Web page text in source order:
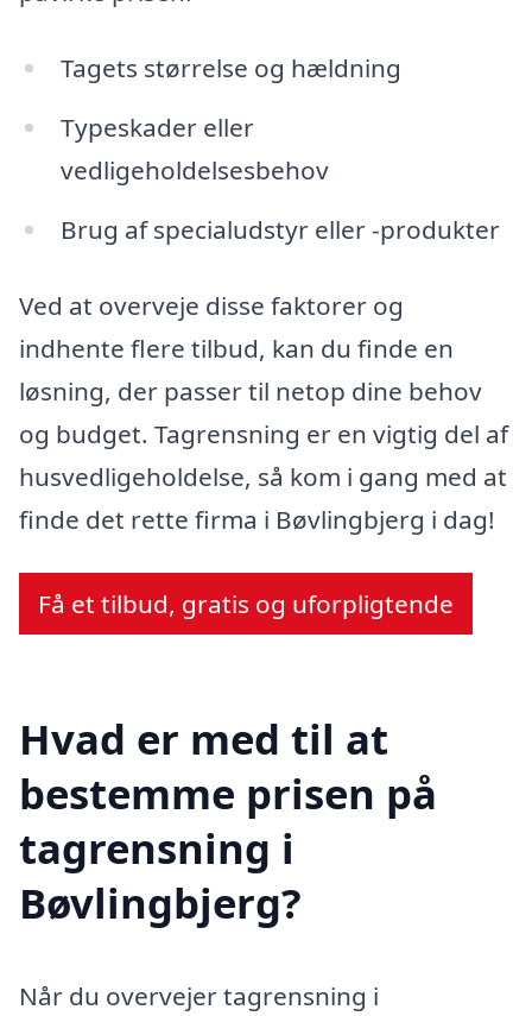
Tagets størrelse og hældning
Typeskader eller
vedligeholdelsesbehov
Brug af specialudstyr eller -produkter
Ved at overveje disse faktorer og
indhente flere tilbud, kan du finde en
løsning, der passer til netop dine behov
og budget. Tagrensning er en vigtig del af
husvedligeholdelse, så kom i gang med at
finde det rette firma i Bøvlingbjerg i dag!
Få et tilbud, gratis og uforpligtende
Hvad er med til at
bestemme prisen på
tagrensning i
Bøvlingbjerg?
Når du overvejer tagrensning i